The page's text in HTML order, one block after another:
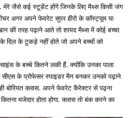
मेरे जैसे कई स्टूडेंट होंगे जिनके लिए मैथ्स किसी जंग
अगर अपने फेवरेट सुपर हीरो के कॉस्ट्यूम या
की तरह पढ़ाने आते तो शायद मैथ्स में कोई बच्चा
दिल के टुकड़े नहीं होते जो अपने बच्चों को
साइंस के बच्चे कितने लकी हैं. क्योंकि उनका पाला
के प्रोफेसर स्पाइडर मैन बनकर उनको पढ़ाने
क्लास. अपने फेवरेट कैरेक्टर से पढ़ना
मजेदार होता होगा. क्लास तो बंक करने का